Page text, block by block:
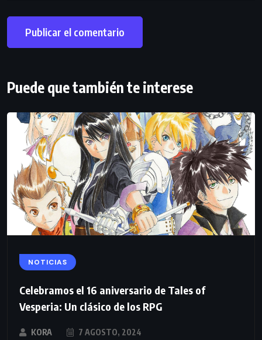
Puede que también te interese
NOTICIAS
Celebramos el 16 aniversario de Tales of
Vesperia: Un clásico de los RPG
KORA 7 AGOSTO, 2024